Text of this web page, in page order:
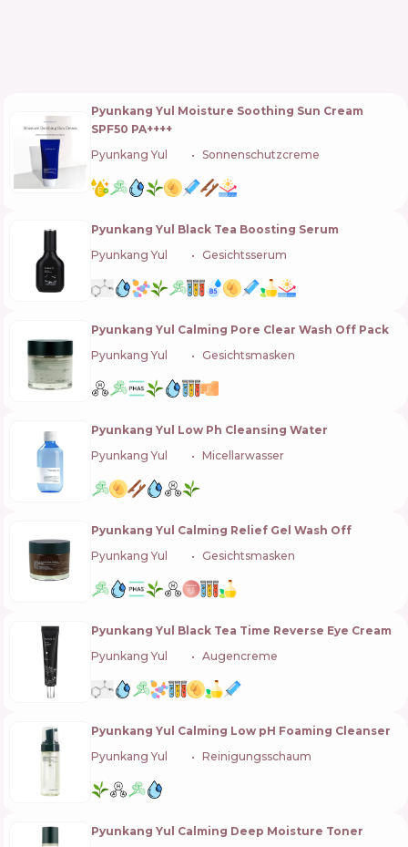
Pyunkang Yul Moisture Soothing Sun Cream
SPF50 PA++++
Pyunkang Yul
Sonnenschutzcreme
Pyunkang Yul Black Tea Boosting Serum
Pyunkang Yul
Gesichtsserum
Pyunkang Yul Calming Pore Clear Wash Off Pack
Pyunkang Yul
Gesichtsmasken
Pyunkang Yul Low Ph Cleansing Water
Pyunkang Yul
Micellarwasser
Pyunkang Yul Calming Relief Gel Wash Off
Pyunkang Yul
Gesichtsmasken
Pyunkang Yul Black Tea Time Reverse Eye Cream
Pyunkang Yul
Augencreme
Pyunkang Yul Calming Low pH Foaming Cleanser
Pyunkang Yul
Reinigungsschaum
Pyunkang Yul Calming Deep Moisture Toner